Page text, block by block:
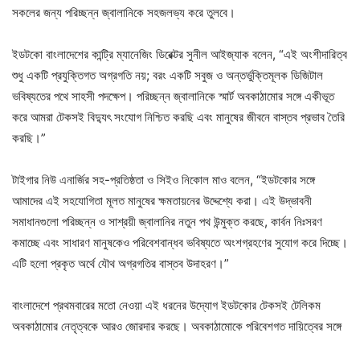
সকলের জন্য পরিচ্ছন্ন জ্বালানিকে সহজলভ্য করে তুলবে।
ইডটকো বাংলাদেশের কান্ট্রি ম্যানেজিং ডিরেক্টর সুনীল আইজ্যাক বলেন, “এই অংশীদারিত্ব
শুধু একটি প্রযুক্তিগত অগ্রগতি নয়; বরং একটি সবুজ ও অন্তর্ভুক্তিমূলক ডিজিটাল
ভবিষ্যতের পথে সাহসী পদক্ষেপ। পরিচ্ছন্ন জ্বালানিকে স্মার্ট অবকাঠামোর সঙ্গে একীভূত
করে আমরা টেকসই বিদ্যুৎ সংযোগ নিশ্চিত করছি এবং মানুষের জীবনে বাস্তব প্রভাব তৈরি
করছি।”
টাইগার নিউ এনার্জির সহ-প্রতিষ্ঠতা ও সিইও নিকোল মাও বলেন, “ইডটকোর সঙ্গে
আমাদের এই সহযোগিতা মূলত মানুষের ক্ষমতায়নের উদ্দেশ্যে করা। এই উদ্ভাবনী
সমাধানগুলো পরিচ্ছন্ন ও সাশ্রয়ী জ্বালানির নতুন পথ উন্মুক্ত করছে, কার্বন নিঃসরণ
কমাচ্ছে এবং সাধারণ মানুষকেও পরিবেশবান্ধব ভবিষ্যতে অংশগ্রহণের সুযোগ করে দিচ্ছে।
এটি হলো প্রকৃত অর্থে যৌথ অগ্রগতির বাস্তব উদাহরণ।”
বাংলাদেশে প্রথমবারের মতো নেওয়া এই ধরনের উদ্যোগ ইডটকোর টেকসই টেলিকম
অবকাঠামোর নেতৃত্বকে আরও জোরদার করছে। অবকাঠামোকে পরিবেশগত দায়িত্বের সঙ্গে